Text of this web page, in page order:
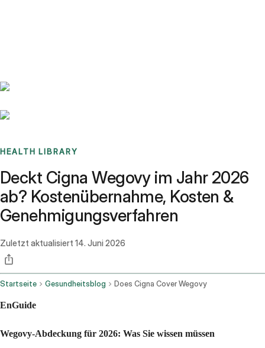
HEALTH LIBRARY
Deckt Cigna Wegovy im Jahr 2026
ab? Kostenübernahme, Kosten &
Genehmigungsverfahren
Zuletzt aktualisiert 14. Juni 2026
Startseite Gesundheitsblog Does Cigna Cover Wegovy
EnGuide
Wegovy-Abdeckung für 2026: Was Sie wissen müssen